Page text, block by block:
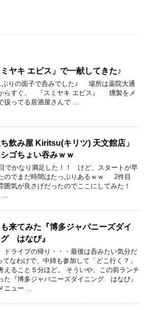
ミヤキ エビス」で一献してきた♪
ぶりの面子で呑みでした♪ 場所は薬院大通
らすぐ、 『スミヤキ エビス』 燻製をメ
扱ってる居酒屋さんで …
ち飲み屋 Kiritsu(キリツ) 天文館店」
ゴちょい吞みｗｗ
でかなり満足した！！ けど、スタートが早
のでまだ時間はたっぷりあるｗｗ 2件目
囲気が良さげだったのでここにしてみた！
来てみた『博多ジャパニーズダイ
はなび』
ドライブの帰り・・・最後は呑みたい気分だ
てなわけで、中姉も参加して「どこ行く？」
えること５分ほど。 そういや、この前ランチ
た『博多ジャパニーズダイニング はなび』
ニュー …